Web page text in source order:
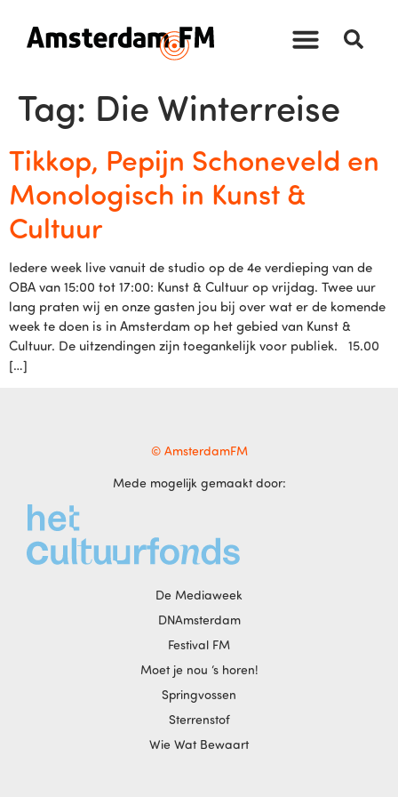
Tag: Die Winterreise
Tikkop, Pepijn Schoneveld en
Monologisch in Kunst &
Cultuur
Iedere week live vanuit de studio op de 4e verdieping van de
OBA van 15:00 tot 17:00: Kunst & Cultuur op vrijdag. Twee uur
lang praten wij en onze gasten jou bij over wat er de komende
week te doen is in Amsterdam op het gebied van Kunst &
Cultuur. De uitzendingen zijn toegankelijk voor publiek. 15.00
[…]
© AmsterdamFM
Mede mogelijk gemaakt door:
De Mediaweek
DNAmsterdam
Festival FM
Moet je nou ‘s horen!
Springvossen
Sterrenstof
Wie Wat Bewaart